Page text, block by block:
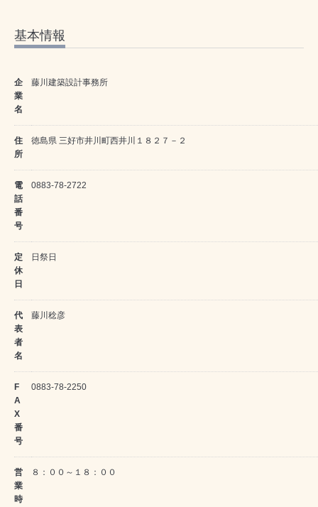
基本情報
企
業
名
藤川建築設計事務所
住
所
徳島県 三好市井川町西井川１８２７－２
電
話
番
号
0883-78-2722
定
休
日
日祭日
代
表
者
名
藤川稔彦
F
A
X
番
号
0883-78-2250
営
業
時
８：００～１８：００